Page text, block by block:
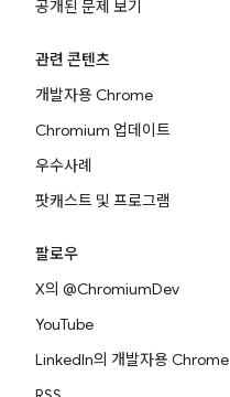
공개된 문제 보기
관련 콘텐츠
개발자용 Chrome
Chromium 업데이트
우수사례
팟캐스트 및 프로그램
팔로우
X의 @ChromiumDev
YouTube
LinkedIn의 개발자용 Chrome